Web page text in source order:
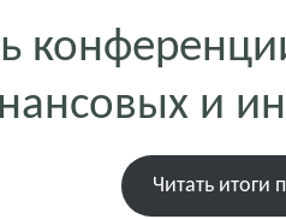
и
Читать итоги